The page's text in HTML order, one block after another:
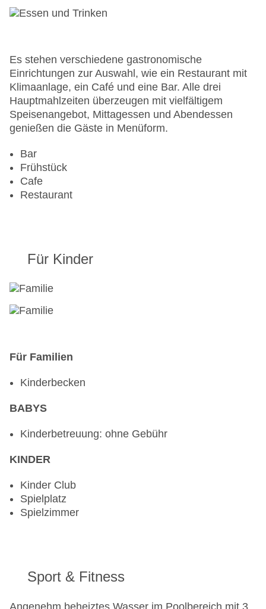
Anzahl der Aufzüge: 1
Gesamtanzahl der Stockwerke: 1
Gesamtanzahl der Zimmer: 1984
Pools:Kinderbecken, Beheizter Außenpool, Indoor
Pool, Outdoor Pool
Zahlungsarten: American Express, Diners Club,
Mastercard, Visa
Es stehen verschiedene gastronomische
Einrichtungen zur Auswahl, wie ein Restaurant mit
Klimaanlage, ein Café und eine Bar. Alle drei
Hauptmahlzeiten überzeugen mit vielfältigem
Speisenangebot, Mittagessen und Abendessen
genießen die Gäste in Menüform.
Bar
Frühstück
Cafe
Restaurant
Für Kinder
Für Familien
Kinderbecken
BABYS
Kinderbetreuung: ohne Gebühr
KINDER
Kinder Club
Spielplatz
Spielzimmer
Sport & Fitness